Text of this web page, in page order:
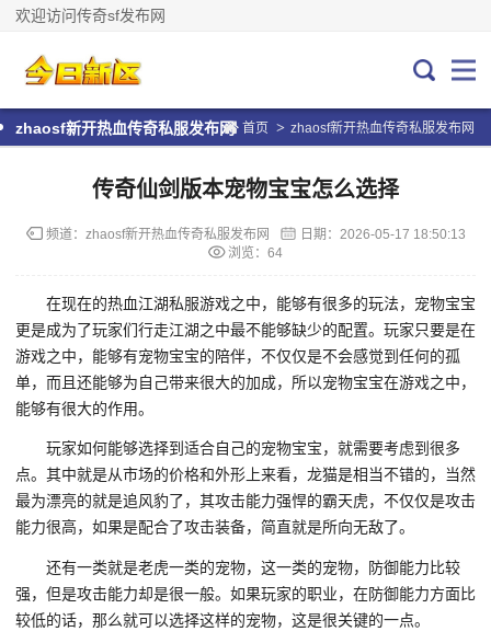
欢迎访问传奇sf发布网
首页 > zhaosf新开热血传奇私服发布网
zhaosf新开热血传奇私服发布网
传奇仙剑版本宠物宝宝怎么选择
频道： zhaosf新开热血传奇私服发布网 日期： 2026-05-17 18:50:13
浏览：64
在现在的热血江湖私服游戏之中，能够有很多的玩法，宠物宝宝
更是成为了玩家们行走江湖之中最不能够缺少的配置。玩家只要是在
游戏之中，能够有宠物宝宝的陪伴，不仅仅是不会感觉到任何的孤
单，而且还能够为自己带来很大的加成，所以宠物宝宝在游戏之中，
能够有很大的作用。
玩家如何能够选择到适合自己的宠物宝宝，就需要考虑到很多
点。其中就是从市场的价格和外形上来看，龙猫是相当不错的，当然
最为漂亮的就是追风豹了，其攻击能力强悍的霸天虎，不仅仅是攻击
能力很高，如果是配合了攻击装备，简直就是所向无敌了。
还有一类就是老虎一类的宠物，这一类的宠物，防御能力比较
强，但是攻击能力却是很一般。如果玩家的职业，在防御能力方面比
较低的话，那么就可以选择这样的宠物，这是很关键的一点。